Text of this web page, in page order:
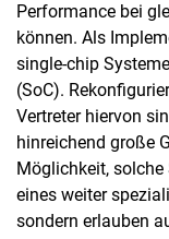
Performance bei
können. Als
single-chip
(SoC).
Vertreter hiervon
hinreichend große
Möglichkeit,
eines weiter
sondern erlauben